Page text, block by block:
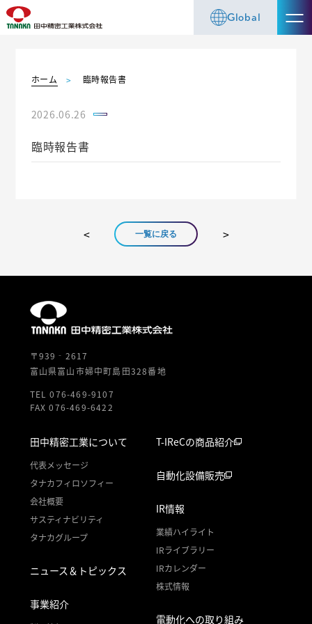
Global
ホーム 臨時報告書
2026.06.26
臨時報告書
一覧に戻る
〒939‐2617
富山県富山市婦中町島田328番地
TEL 076-469-9107
FAX 076-469-6422
田中精密工業について
代表メッセージ
タナカフィロソフィー
会社概要
サスティナビリティ
タナカグループ
ニュース＆トピックス
事業紹介
T-IReCの商品紹介
自動化設備販売
IR情報
業績ハイライト
IRライブラリー
IRカレンダー
株式情報
電動化への取り組み